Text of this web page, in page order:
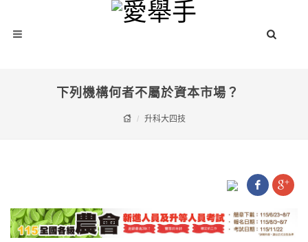
下列機構何者不屬於資本市場？
升科大四技